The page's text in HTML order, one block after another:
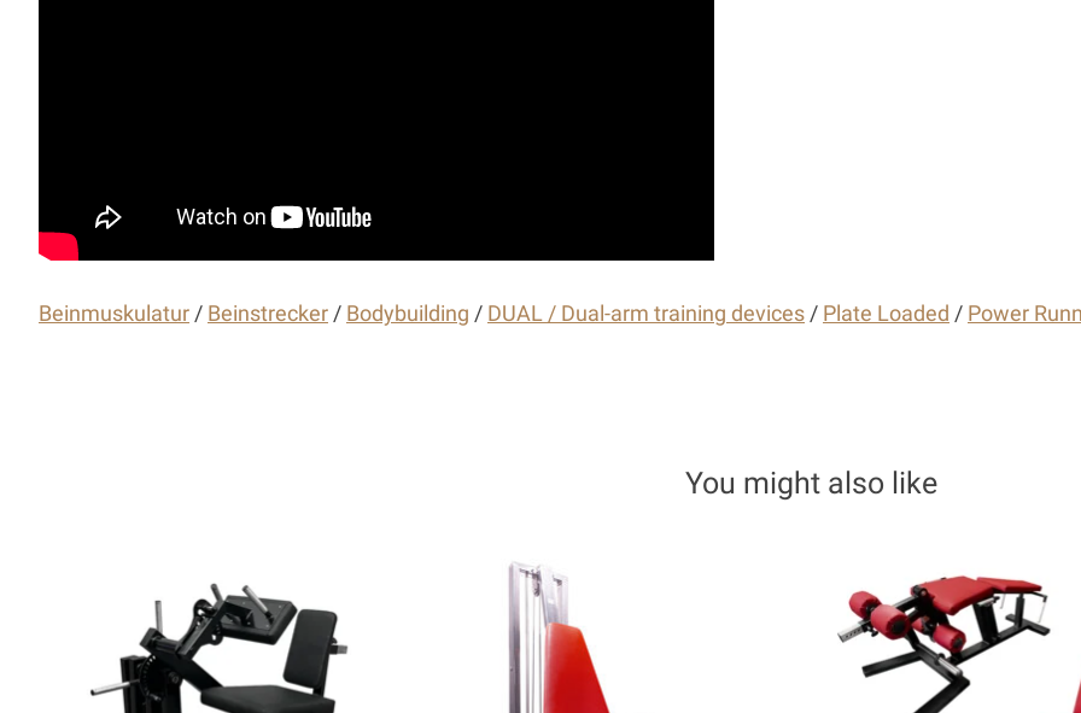
Beinmuskulatur / Beinstrecker / Bodybuilding / DUAL / Dual-arm training devices / Plate Loaded / Power
You might also like